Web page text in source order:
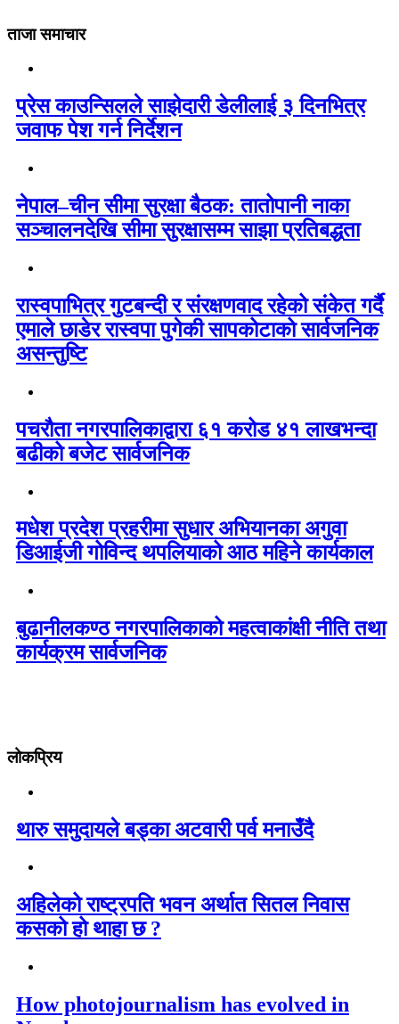
ताजा समाचार
प्रेस काउन्सिलले साझेदारी डेलीलाई ३ दिनभित्र
जवाफ पेश गर्न निर्देशन
नेपाल–चीन सीमा सुरक्षा बैठक: तातोपानी नाका
सञ्चालनदेखि सीमा सुरक्षासम्म साझा प्रतिबद्धता
रास्वपाभित्र गुटबन्दी र संरक्षणवाद रहेको संकेत गर्दै
एमाले छाडेर रास्वपा पुगेकी सापकोटाको सार्वजनिक
असन्तुष्टि
पचरौता नगरपालिकाद्वारा ६१ करोड ४१ लाखभन्दा
बढीको बजेट सार्वजनिक
मधेश प्रदेश प्रहरीमा सुधार अभियानका अगुवा
डिआईजी गोविन्द थपलियाको आठ महिने कार्यकाल
बुढानीलकण्ठ नगरपालिकाको महत्वाकांक्षी नीति तथा
कार्यक्रम सार्वजनिक
लोकप्रिय
थारु समुदायले बड्का अटवारी पर्व मनाउँदै
अहिलेको राष्ट्रपति भवन अर्थात सितल निवास
कसको हो थाहा छ ?
How photojournalism has evolved in